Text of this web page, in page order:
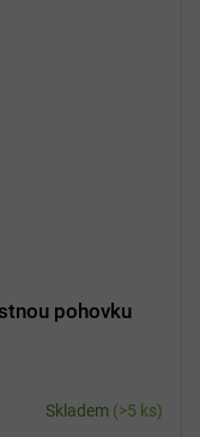
pohovku
Skladem (>5 ks)